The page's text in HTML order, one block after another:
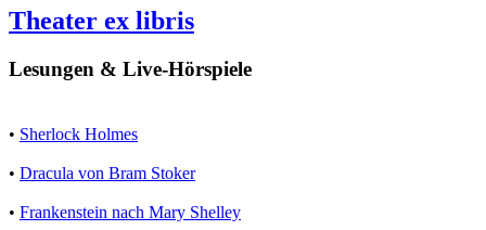
Theater ex libris
Lesungen & Live-Hörspiele
• Sherlock Holmes
• Dracula von Bram Stoker
• Frankenstein nach Mary Shelley